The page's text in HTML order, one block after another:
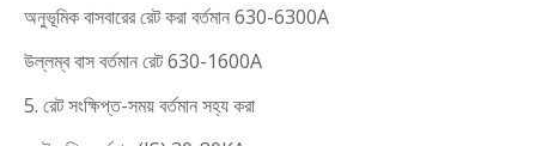
অনুভূমিক বাসবারের রেট করা বর্তমান 630-6300A
উল্লম্ব বাস বর্তমান রেট 630-1600A
5. রেট সংক্ষিপ্ত-সময় বর্তমান সহ্য করা